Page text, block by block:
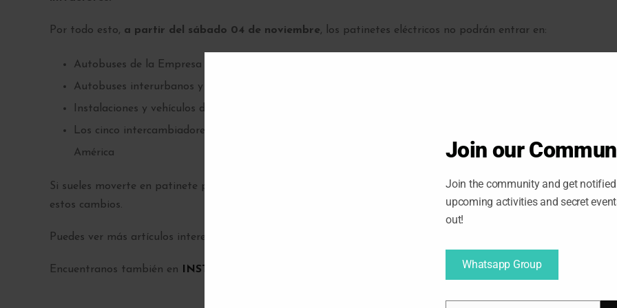
Por todo esto, a partir del sábado 04 de noviembre, los patinetes eléctricos no podrán entrar en:
Autobuses de la Empresa Municipal de Transportes de Madrid (EMT)
Autobuses interurbanos y urbanos en otros municipios
Instalaciones y vehículos de Metro de Madrid
Los cinco intercambiadores: Plaza de Castilla, Moncloa, Príncipe Pío, Plaza Elíptica y Avenida de
América
Si sueles moverte en patinete por la ciudad y utilizar el transporte público, te aconsejamos tomar nota de
estos cambios.
Puedes ver más artículos interesantes en nuestro
Encuentranos también en INSTAGRAM
Join our
Join the community and get
upcoming activities and secret
out!
Whatsapp Group